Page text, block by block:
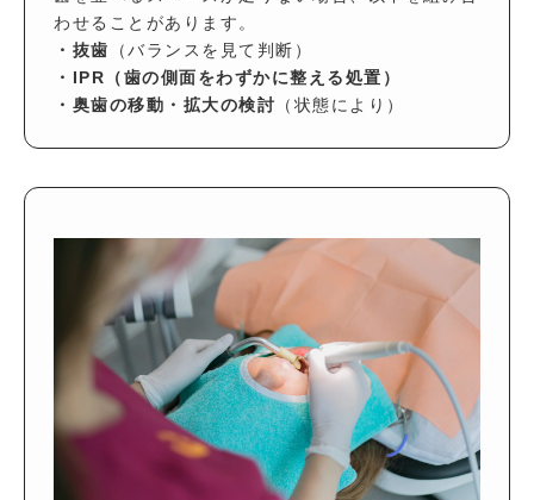
わせることがあります。
・抜歯 （バランスを見て判断）
・IPR（歯の側面をわずかに整える処置）
・奥歯の移動・拡大の検討 （状態により）